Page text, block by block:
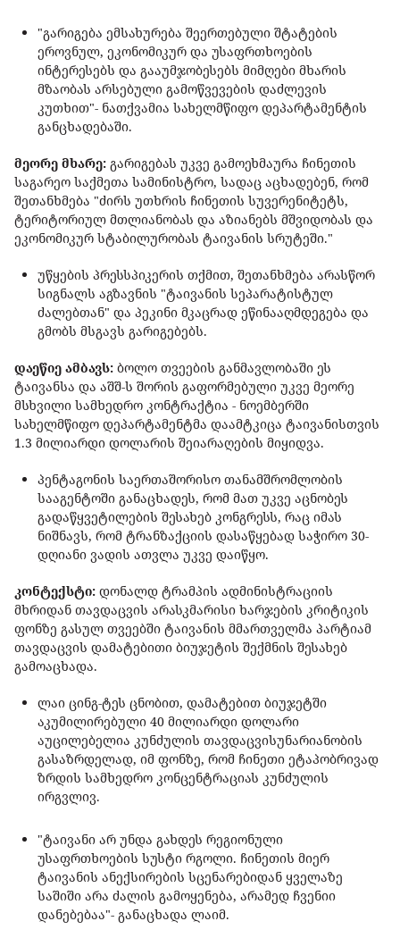
"გარიგება ემსახურება შეერთებული შტატების
ეროვნულ, ეკონომიკურ და უსაფრთხოების
ინტერესებს და გააუმჯობესებს მიმღები მხარის
მზაობას არსებული გამოწვევების დაძლევის
კუთხით"- ნათქვამია სახელმწიფო დეპარტამენტის
განცხადებაში.
მეორე მხარე: გარიგებას უკვე გამოეხმაურა ჩინეთის
საგარეო საქმეთა სამინისტრო, სადაც აცხადებენ, რომ
შეთანხმება "ძირს უთხრის ჩინეთის სუვერენიტეტს,
ტერიტორიულ მთლიანობას და აზიანებს მშვიდობას და
ეკონომიკურ სტაბილურობას ტაივანის სრუტეში."
უწყების პრესსპიკერის თქმით, შეთანხმება არასწორ
სიგნალს აგზავნის "ტაივანის სეპარატისტულ
ძალებთან" და პეკინი მკაცრად ეწინააღმდეგება და
გმობს მსგავს გარიგებებს.
დაეწიე ამბავს: ბოლო თვეების განმავლობაში ეს
ტაივანსა და აშშ-ს შორის გაფორმებული უკვე მეორე
მსხვილი სამხედრო კონტრაქტია - ნოემბერში
სახელმწიფო დეპარტამენტმა დაამტკიცა ტაივანისთვის
1.3 მილიარდი დოლარის შეიარაღების მიყიდვა.
პენტაგონის საერთაშორისო თანამშრომლობის
სააგენტოში განაცხადეს, რომ მათ უკვე აცნობეს
გადაწყვეტილების შესახებ კონგრესს, რაც იმას
ნიშნავს, რომ ტრანზაქციის დასაწყებად საჭირო 30-
დღიანი ვადის ათვლა უკვე დაიწყო.
კონტექსტი: დონალდ ტრამპის ადმინისტრაციის
მხრიდან თავდაცვის არასკმარისი ხარჯების კრიტიკის
ფონზე გასულ თვეებში ტაივანის მმართველმა პარტიამ
თავდაცვის დამატებითი ბიუჯეტის შექმნის შესახებ
გამოაცხადა.
ლაი ცინგ-ტეს ცნობით, დამატებით ბიუჯეტში
აკუმილირებული 40 მილიარდი დოლარი
აუცილებელია კუნძულის თავდაცვისუნარიანობის
გასაზრდელად, იმ ფონზე, რომ ჩინეთი ეტაპობრივად
ზრდის სამხედრო კონცენტრაციას კუნძულის
ირგვლივ.
"ტაივანი არ უნდა გახდეს რეგიონული
უსაფრთხოების სუსტი რგოლი. ჩინეთის მიერ
ტაივანის ანექსირების სცენარებიდან ყველაზე
საშიში არა ძალის გამოყენება, არამედ ჩვენიი
დანებებაა"- განაცხადა ლაიმ.